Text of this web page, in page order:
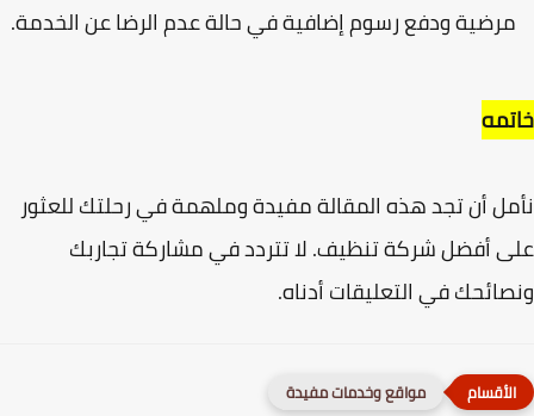
ودفع رسوم إضافية في حالة عدم الرضا عن الخدمة.
أن تجد هذه المقالة مفيدة وملهمة في رحلتك للعثور
أفضل شركة تنظيف. لا تتردد في مشاركة تجاربك
في التعليقات أدناه.
مواقع وخدمات مفيدة